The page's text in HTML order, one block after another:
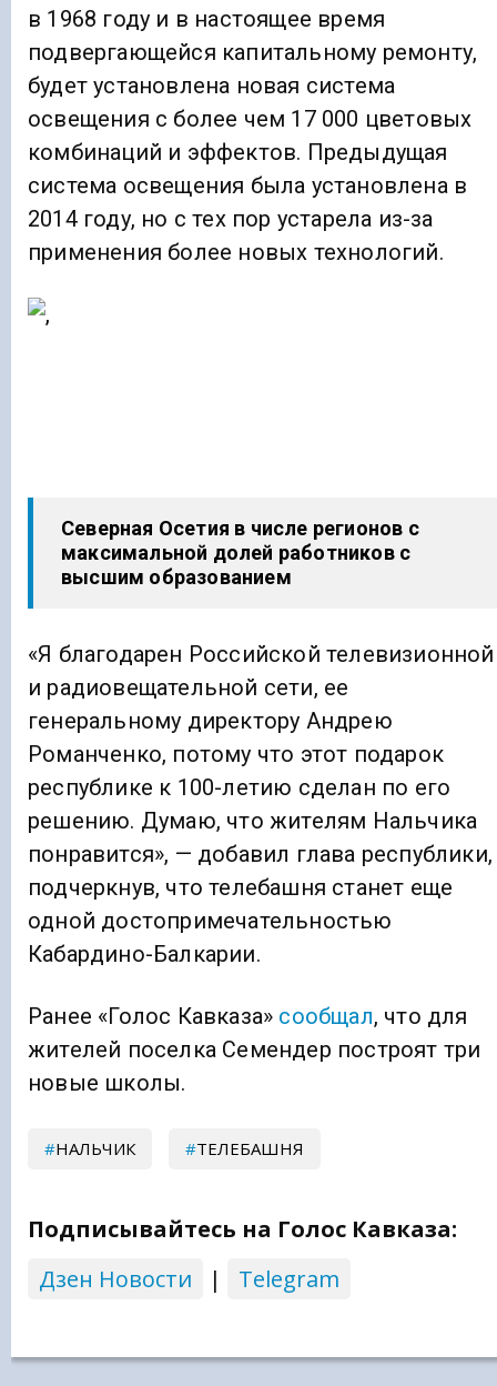
в 1968 году и в настоящее время
подвергающейся капитальному ремонту,
будет установлена новая система
освещения с более чем 17 000 цветовых
комбинаций и эффектов. Предыдущая
система освещения была установлена в
2014 году, но с тех пор устарела из-за
применения более новых технологий.
Северная Осетия в числе регионов с
максимальной долей работников с
высшим образованием
«Я благодарен Российской телевизионной
и радиовещательной сети, ее
генеральному директору Андрею
Романченко, потому что этот подарок
республике к 100-летию сделан по его
решению. Думаю, что жителям Нальчика
понравится», — добавил глава республики,
подчеркнув, что телебашня станет еще
одной достопримечательностью
Кабардино-Балкарии.
Ранее «Голос Кавказа» сообщал, что для
жителей поселка Семендер построят три
новые школы.
НАЛЬЧИК ТЕЛЕБАШНЯ
Подписывайтесь на Голос Кавказа:
Дзен Новости
| Telegram